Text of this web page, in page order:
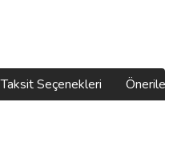
Taksit Seçenekleri